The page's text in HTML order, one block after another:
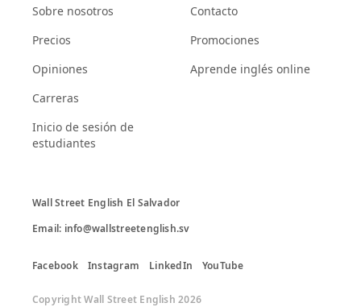
Sobre nosotros
Precios
Opiniones
Carreras
Inicio de sesión de
estudiantes
Contacto
Promociones
Aprende inglés online
Wall Street English El Salvador
Email: info@wallstreetenglish.sv
Facebook Instagram LinkedIn YouTube
Copyright Wall Street English 2026